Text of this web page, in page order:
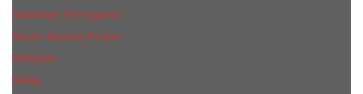
Salvatore Ferragamo
Sarah Jessica Parker
Shiseido
Sisley